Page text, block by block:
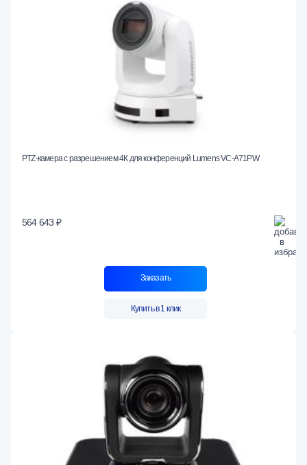
PTZ-камера с разрешением 4К для конференций Lumens VC-A71PW
564 643 ₽
Заказать
Купить в 1 клик